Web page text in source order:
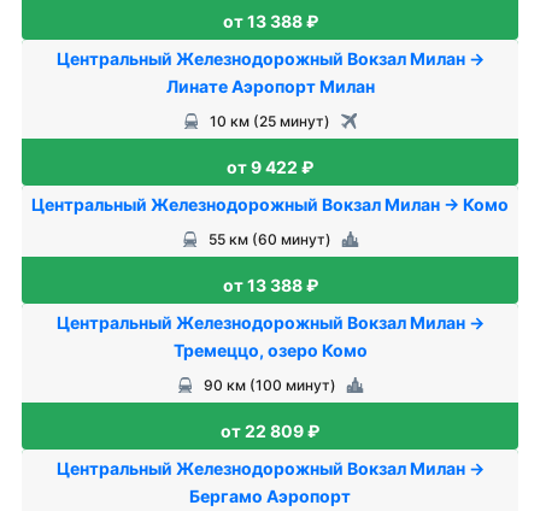
от 13 388 ₽
Центральный Железнодорожный Вокзал Милан →
Линате Аэропорт Милан
10 км (25 минут)
от 9 422 ₽
Центральный Железнодорожный Вокзал Милан → Комо
55 км (60 минут)
от 13 388 ₽
Центральный Железнодорожный Вокзал Милан →
Тремеццо, озеро Комо
90 км (100 минут)
от 22 809 ₽
Центральный Железнодорожный Вокзал Милан →
Бергамо Аэропорт